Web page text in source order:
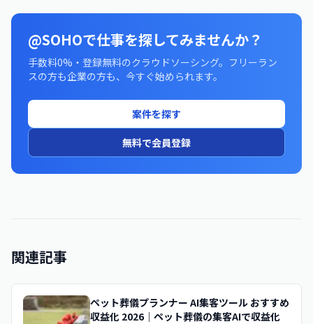
@SOHOで仕事を探してみませんか？
手数料0%・登録無料のクラウドソーシング。フリーラン
スの方も企業の方も、今すぐ始められます。
案件を探す
無料で会員登録
関連記事
ペット葬儀プランナー AI集客ツール おすすめ
収益化 2026｜ペット葬儀の集客AIで収益化